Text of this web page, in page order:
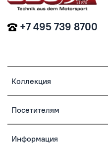
Коллекция
Посетителям
Информация
+7 495 739 8700